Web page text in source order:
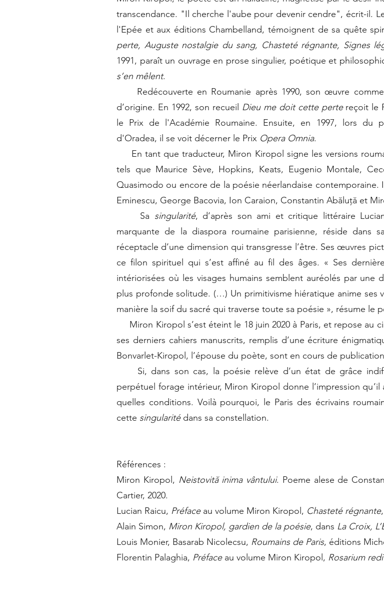
transcendance. "Il cherche l'aube pour devenir cendre", écrit-il.
l'Epée et aux éditions Chambelland, témoignent de sa quête
perte, Auguste nostalgie du sang, Chasteté régnante, Signes
1991, paraît un ouvrage en prose singulier, poétique et
s’en mêlent.
Redécouverte en Roumanie après 1990, son œuvre
d’origine. En 1992, son recueil Dieu me doit cette pertereçoit le
le Prix de l'Académie Roumaine. Ensuite, en 1997, lors du
d'Oradea, il se voit décerner le Prix Opera Omnia.
En tant que traducteur, Miron Kiropol signe les versions
tels que Maurice Sève, Hopkins, Keats, Eugenio Montale,
Quasimodo ou encore de la poésie néerlandaise contemporaine.
Eminescu, George Bacovia, Ion Caraion, Constantin Abăluță et
Sa singularité, d’après son ami et critique littéraire
marquante de la diaspora roumaine parisienne, réside dans
réceptacle d’une dimension qui transgresse l’être. Ses œuvres
ce filon spirituel qui s’est affiné au fil des âges. « Ses
intériorisées où les visages humains semblent auréolés par une
plus profonde solitude. (…) Un primitivisme hiératique anime ses
manière la soif du sacré qui traverse toute sa poésie », résume le
Miron Kiropol s’est éteint le 18 juin 2020 à Paris, et repose au
ses derniers cahiers manuscrits, remplis d’une écriture
Bonvarlet-Kiropol, l’épouse du poète, sont en cours de
Si, dans son cas, la poésie relève d’un état de grâce
perpétuel forage intérieur, Miron Kiropol donne l’impression
quelles conditions. Voilà pourquoi, le Paris des écrivains
cette singularité dans sa constellation.
Références :
Miron Kiropol, Neistovită inima vântului. Poeme alese de
Cartier, 2020.
Lucian Raicu, Préfaceau volume Miron Kiropol, Chasteté régnante
Alain Simon, Miron Kiropol, gardien de la poésie, dans La Croix,
Louis Monier, Basarab Nicolecsu, Roumains de Paris, éditions
Florentin Palaghia, Préface au volume Miron Kiropol, Rosarium